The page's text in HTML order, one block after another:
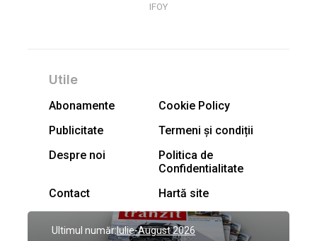
IFOY
Utile
Abonamente
Cookie Policy
Publicitate
Termeni și condiții
Despre noi
Politica de
Confidentialitate
Contact
Hartă site
Ultimul număr:Iulie-August 2026